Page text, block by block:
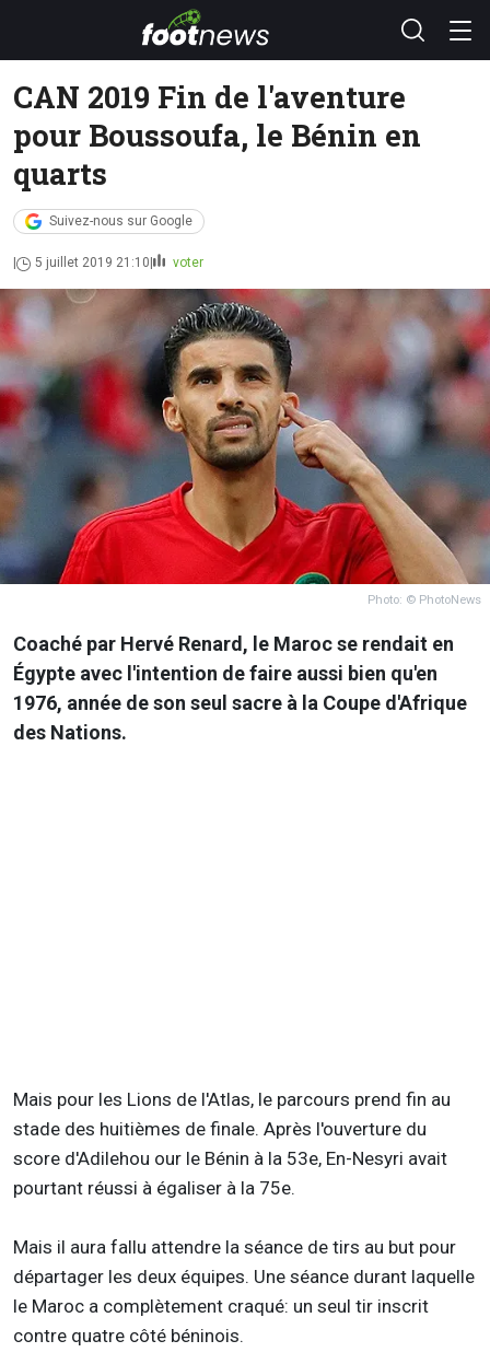
CAN 2019 Fin de l'aventure
pour Boussoufa, le Bénin en
quarts
Suivez-nous sur Google
5 juillet 2019 21:10 voter
Photo: © PhotoNews
Coaché par Hervé Renard, le Maroc se rendait en
Égypte avec l'intention de faire aussi bien qu'en
1976, année de son seul sacre à la Coupe d'Afrique
des Nations.
Mais pour les Lions de l'Atlas, le parcours prend fin au
stade des huitièmes de finale. Après l'ouverture du
score d'Adilehou our le Bénin à la 53e, En-Nesyri avait
pourtant réussi à égaliser à la 75e.
Mais il aura fallu attendre la séance de tirs au but pour
départager les deux équipes. Une séance durant laquelle
le Maroc a complètement craqué: un seul tir inscrit
contre quatre côté béninois.